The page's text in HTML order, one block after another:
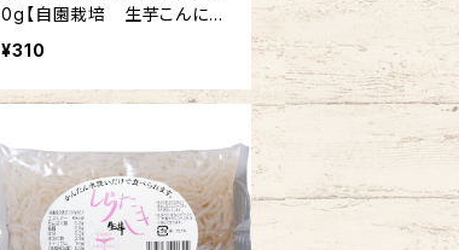
0g【自園栽培 生芋こんにゃ
く】
¥310